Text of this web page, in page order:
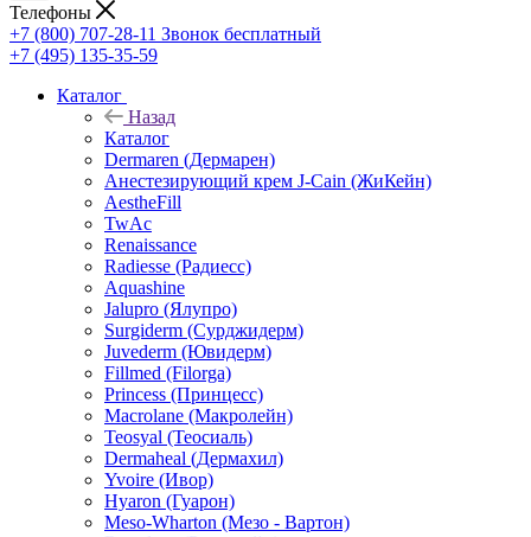
Телефоны
+7 (800) 707-28-11 Звонок бесплатный
+7 (495) 135-35-59
Каталог
Назад
Каталог
Dermaren (Дермарен)
Анестезирующий крем J-Cain (ЖиКейн)
AestheFill
TwAc
Renaissance
Radiesse (Радиесс)
Aquashine
Jalupro (Ялупро)
Surgiderm (Сурджидерм)
Juvederm (Ювидерм)
Fillmed (Filorga)
Princess (Принцесс)
Macrolane (Макролейн)
Teosyal (Теосиаль)
Dermaheal (Дермахил)
Yvoire (Ивор)
Hyaron (Гуарон)
Meso-Wharton (Мезо - Вартон)